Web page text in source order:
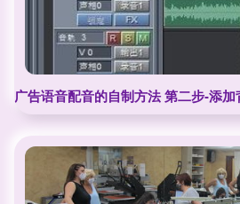
广告语音配音的自制方法 第二步-添